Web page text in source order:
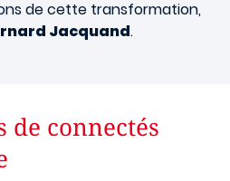
de cette transformation,
Jacquand.
connectés